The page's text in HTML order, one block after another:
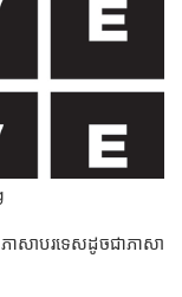
ាសា​បរទេស​ដូច​ជា​ភាសា​